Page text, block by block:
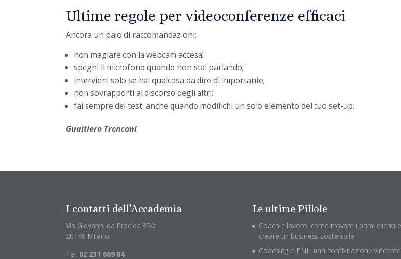
Ultime regole per videoconferenze efficaci
Ancora un paio di raccomandazioni:
non magiare con la webcam accesa;
spegni il microfono quando non stai parlando;
intervieni solo se hai qualcosa da dire di importante;
non sovrapporti al discorso degli altri;
fai sempre dei test, anche quando modifichi un solo elemento del tuo set-up.
Gualtiero Tronconi
I contatti dell’Accademia
Via Giovanni da Procida 35/a
20149 Milano
Tel. 02 231 669 84
Le ultime Pillole
Coach e lavoro: come trovare i primi clienti e
creare un business sostenibile
Coaching e PNL: una combinazione vincente